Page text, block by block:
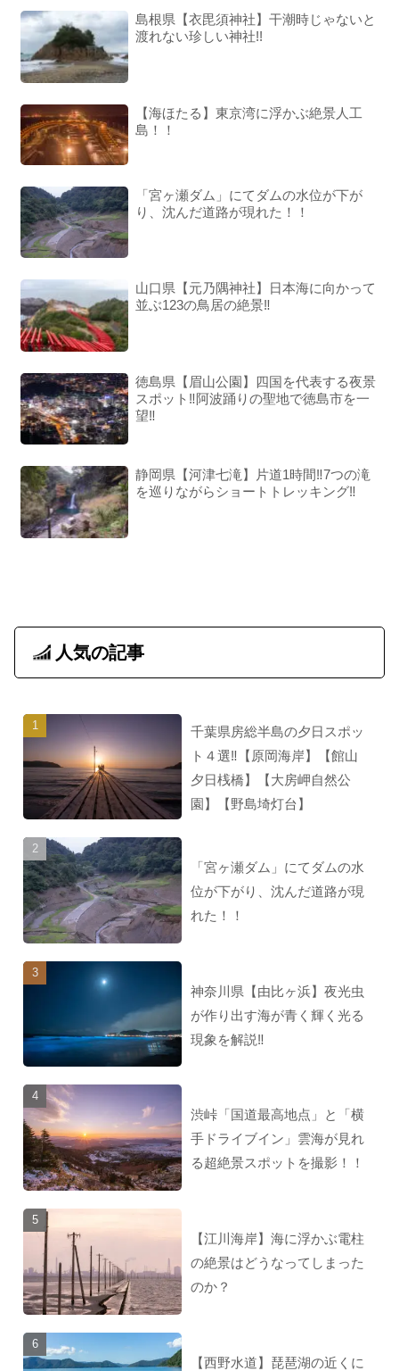
島根県【衣毘須神社】干潮時じゃないと
渡れない珍しい神社!!
【海ほたる】東京湾に浮かぶ絶景人工
島！！
「宮ヶ瀬ダム」にてダムの水位が下が
り、沈んだ道路が現れた！！
山口県【元乃隅神社】日本海に向かって
並ぶ123の鳥居の絶景‼︎
徳島県【眉山公園】四国を代表する夜景
スポット‼︎阿波踊りの聖地で徳島市を一
望‼︎
静岡県【河津七滝】片道1時間‼︎7つの滝
を巡りながらショートトレッキング‼︎
人気の記事
千葉県房総半島の夕日スポッ
ト４選‼︎【原岡海岸】【館山
夕日桟橋】【大房岬自然公
園】【野島埼灯台】
「宮ヶ瀬ダム」にてダムの水
位が下がり、沈んだ道路が現
れた！！
神奈川県【由比ヶ浜】夜光虫
が作り出す海が青く輝く光る
現象を解説‼︎
渋峠「国道最高地点」と「横
手ドライブイン」雲海が見れ
る超絶景スポットを撮影！！
【江川海岸】海に浮かぶ電柱
の絶景はどうなってしまった
のか？
【西野水道】琵琶湖の近くに